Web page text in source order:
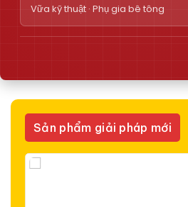
Vữa kỹ thuật · Phụ gia bê tông
Sản phẩm giải pháp mới